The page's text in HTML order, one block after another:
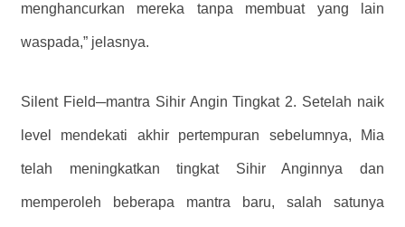
menghancurkan mereka tanpa membuat yang lain
waspada,” jelasnya.
Silent Field─mantra Sihir Angin Tingkat 2. Setelah naik
level mendekati akhir pertempuran sebelumnya, Mia
telah meningkatkan tingkat Sihir Anginnya dan
memperoleh beberapa mantra baru, salah satunya